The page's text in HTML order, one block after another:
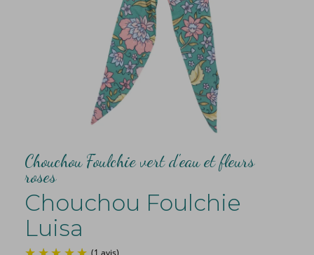
Chouchou Foulchie vert d'eau et fleurs
roses
Chouchou Foulchie
Luisa